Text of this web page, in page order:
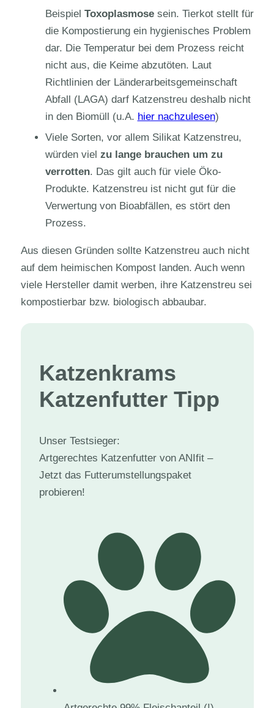
Beispiel Toxoplasmosesein. Tierkot stellt für
die Kompostierung ein hygienisches Problem
dar. Die Temperatur bei dem Prozess reicht
nicht aus, die Keime abzutöten. Laut
Richtlinien der Länderarbeitsgemeinschaft
Abfall (LAGA) darf Katzenstreu deshalb nicht
in den Biomüll (u.A. hier nachzulesen)
Viele Sorten, vor allem Silikat Katzenstreu,
würden viel zu lange brauchen um zu
verrotten. Das gilt auch für viele Öko-
Produkte. Katzenstreu ist nicht gut für die
Verwertung von Bioabfällen, es stört den
Prozess.
Aus diesen Gründen sollte Katzenstreu auch nicht
auf dem heimischen Kompost landen. Auch wenn
viele Hersteller damit werben, ihre Katzenstreu sei
kompostierbar bzw. biologisch abbaubar.
Katzenkrams
Katzenfutter Tipp
Unser Testsieger:
Artgerechtes Katzenfutter von ANIfit –
Jetzt das Futterumstellungspaket
probieren!